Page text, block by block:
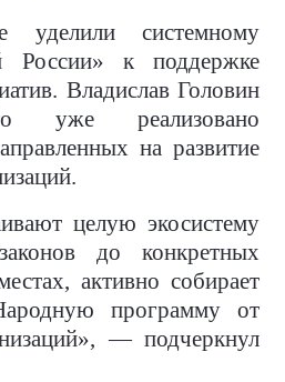
уделили системному
России» к поддержке
Владислав Головин
уже реализовано
на развитие
целую экосистему
до конкретных
активно собирает
программу от
— подчеркнул